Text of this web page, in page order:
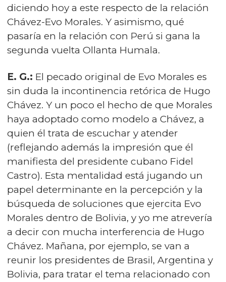
diciendo hoy a este respecto de la relación
Chávez-Evo Morales. Y asimismo, qué
pasaría en la relación con Perú si gana la
segunda vuelta Ollanta Humala.
E. G.: El pecado original de Evo Morales es
sin duda la incontinencia retórica de Hugo
Chávez. Y un poco el hecho de que Morales
haya adoptado como modelo a Chávez, a
quien él trata de escuchar y atender
(reflejando además la impresión que él
manifiesta del presidente cubano Fidel
Castro). Esta mentalidad está jugando un
papel determinante en la percepción y la
búsqueda de soluciones que ejercita Evo
Morales dentro de Bolivia, y yo me atrevería
a decir con mucha interferencia de Hugo
Chávez. Mañana, por ejemplo, se van a
reunir los presidentes de Brasil, Argentina y
Bolivia, para tratar el tema relacionado con